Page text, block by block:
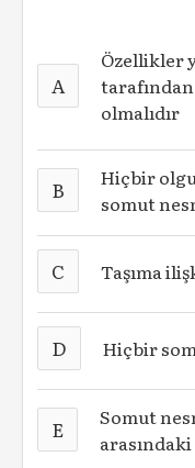
A
Özellikler
olmalıdır
B
Hiçbir
somut
C Taşıma
D Hiçbir
E
Somut